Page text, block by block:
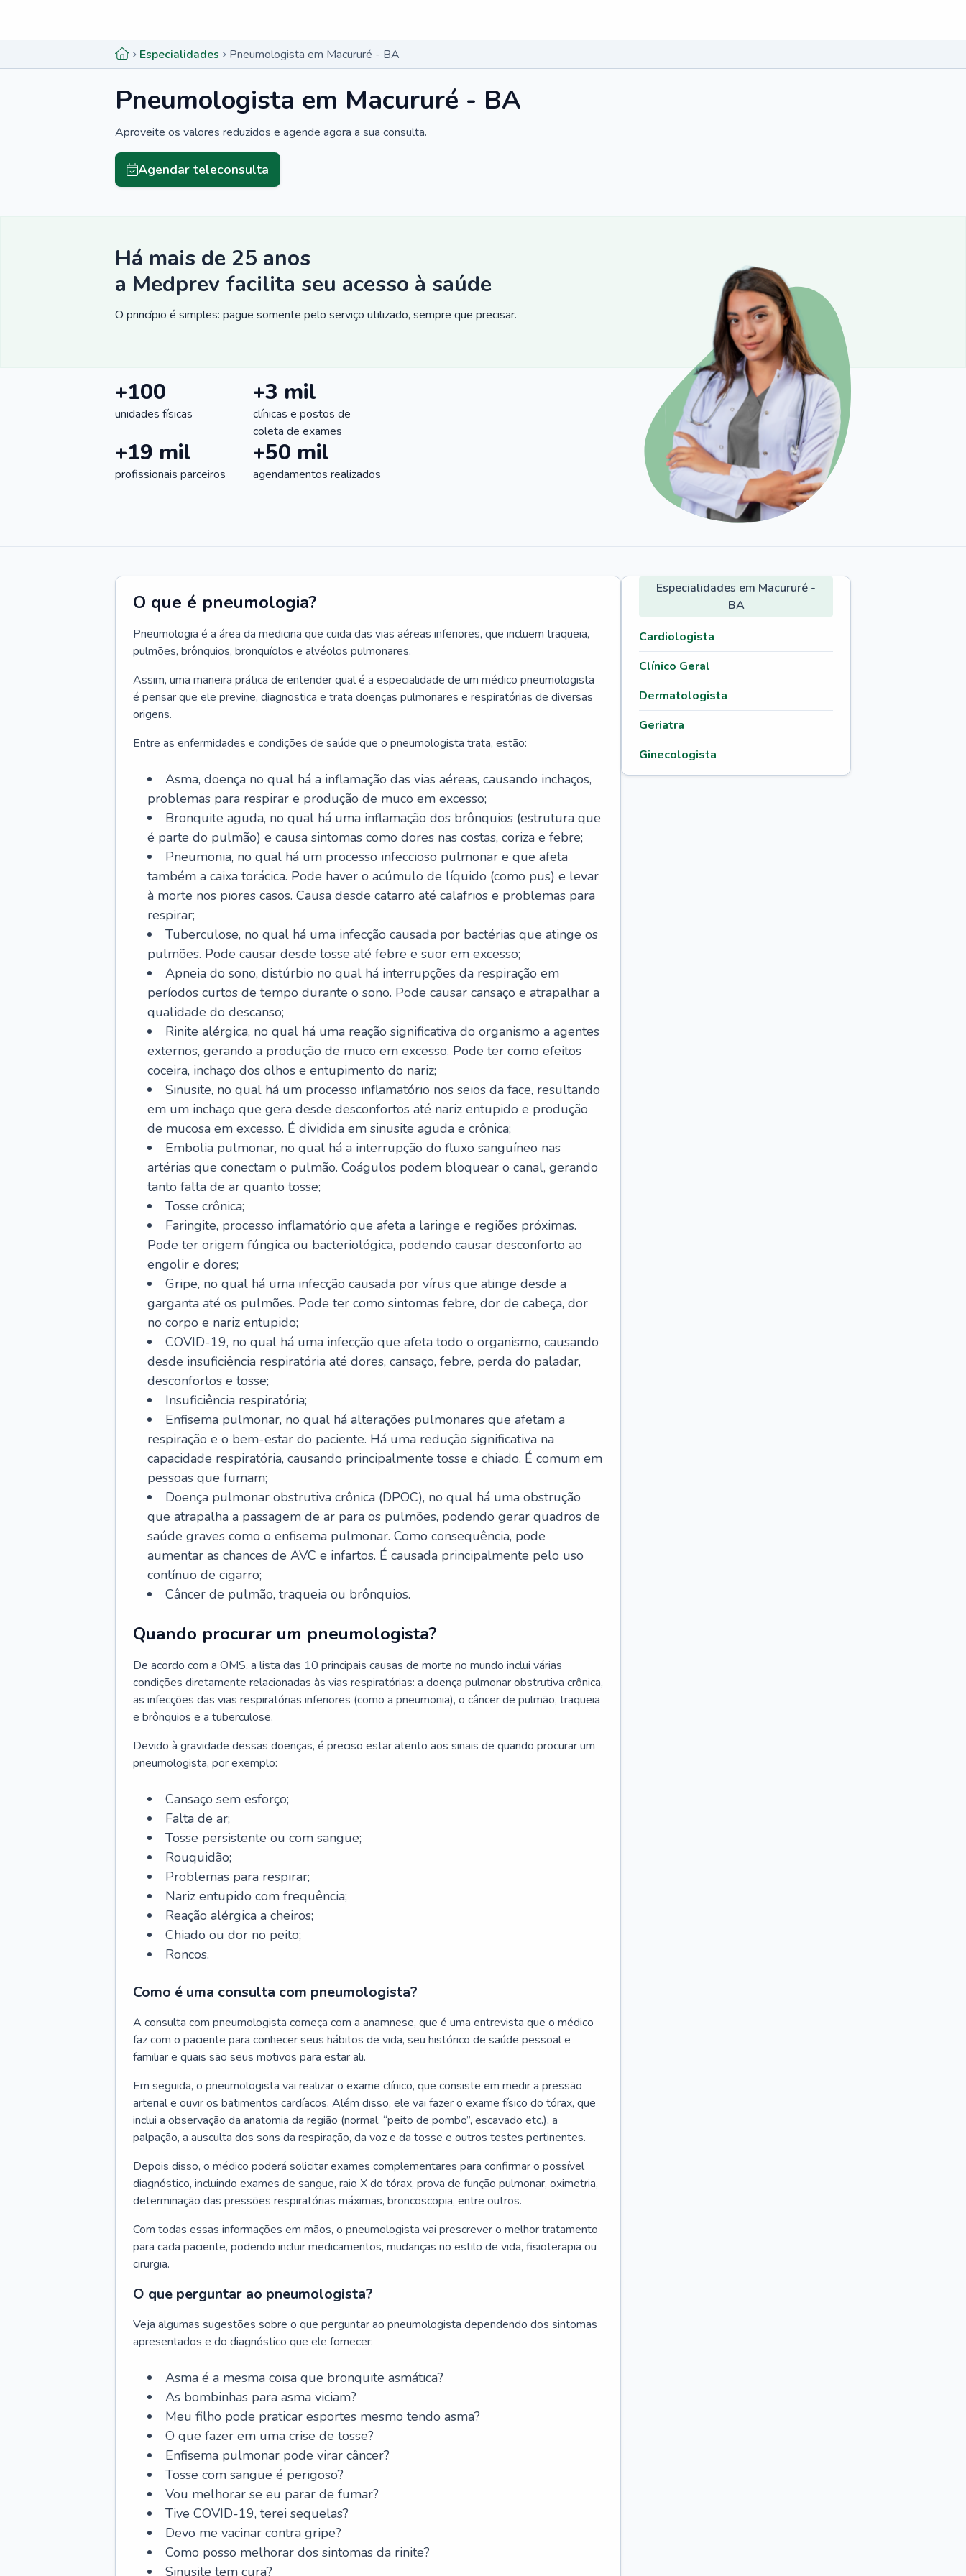
Especialidades Pneumologista em Macururé - BA
Pneumologista em Macururé - BA
Aproveite os valores reduzidos e agende agora a sua consulta.
Agendar teleconsulta
Há mais de 25 anos
a Medprev facilita seu acesso à saúde
O princípio é simples: pague somente pelo serviço utilizado, sempre que precisar.
+100
unidades físicas
+3 mil
clínicas e postos de
coleta de exames
+19 mil
profissionais parceiros
+50 mil
agendamentos realizados
O que é pneumologia?
Pneumologia é a área da medicina que cuida das vias aéreas inferiores, que incluem traqueia,
pulmões, brônquios, bronquíolos e alvéolos pulmonares.
Assim, uma maneira prática de entender qual é a especialidade de um médico pneumologista
é pensar que ele previne, diagnostica e trata doenças pulmonares e respiratórias de diversas
origens.
Entre as enfermidades e condições de saúde que o pneumologista trata, estão:
Asma, doença no qual há a inflamação das vias aéreas, causando inchaços,
problemas para respirar e produção de muco em excesso;
Bronquite aguda, no qual há uma inflamação dos brônquios (estrutura que
é parte do pulmão) e causa sintomas como dores nas costas, coriza e febre;
Pneumonia, no qual há um processo infeccioso pulmonar e que afeta
também a caixa torácica. Pode haver o acúmulo de líquido (como pus) e levar
à morte nos piores casos. Causa desde catarro até calafrios e problemas para
respirar;
Tuberculose, no qual há uma infecção causada por bactérias que atinge os
pulmões. Pode causar desde tosse até febre e suor em excesso;
Apneia do sono, distúrbio no qual há interrupções da respiração em
períodos curtos de tempo durante o sono. Pode causar cansaço e atrapalhar a
qualidade do descanso;
Rinite alérgica, no qual há uma reação significativa do organismo a agentes
externos, gerando a produção de muco em excesso. Pode ter como efeitos
coceira, inchaço dos olhos e entupimento do nariz;
Sinusite, no qual há um processo inflamatório nos seios da face, resultando
em um inchaço que gera desde desconfortos até nariz entupido e produção
de mucosa em excesso. É dividida em sinusite aguda e crônica;
Embolia pulmonar, no qual há a interrupção do fluxo sanguíneo nas
artérias que conectam o pulmão. Coágulos podem bloquear o canal, gerando
tanto falta de ar quanto tosse;
Tosse crônica;
Faringite, processo inflamatório que afeta a laringe e regiões próximas.
Pode ter origem fúngica ou bacteriológica, podendo causar desconforto ao
engolir e dores;
Gripe, no qual há uma infecção causada por vírus que atinge desde a
garganta até os pulmões. Pode ter como sintomas febre, dor de cabeça, dor
no corpo e nariz entupido;
COVID-19, no qual há uma infecção que afeta todo o organismo, causando
desde insuficiência respiratória até dores, cansaço, febre, perda do paladar,
desconfortos e tosse;
Insuficiência respiratória;
Enfisema pulmonar, no qual há alterações pulmonares que afetam a
respiração e o bem-estar do paciente. Há uma redução significativa na
capacidade respiratória, causando principalmente tosse e chiado. É comum em
pessoas que fumam;
Doença pulmonar obstrutiva crônica (DPOC), no qual há uma obstrução
que atrapalha a passagem de ar para os pulmões, podendo gerar quadros de
saúde graves como o enfisema pulmonar. Como consequência, pode
aumentar as chances de AVC e infartos. É causada principalmente pelo uso
contínuo de cigarro;
Câncer de pulmão, traqueia ou brônquios.
Quando procurar um pneumologista?
De acordo com a OMS, a lista das 10 principais causas de morte no mundo inclui várias
condições diretamente relacionadas às vias respiratórias: a doença pulmonar obstrutiva crônica,
as infecções das vias respiratórias inferiores (como a pneumonia), o câncer de pulmão, traqueia
e brônquios e a tuberculose.
Devido à gravidade dessas doenças, é preciso estar atento aos sinais de quando procurar um
pneumologista, por exemplo:
Cansaço sem esforço;
Falta de ar;
Tosse persistente ou com sangue;
Rouquidão;
Problemas para respirar;
Nariz entupido com frequência;
Reação alérgica a cheiros;
Chiado ou dor no peito;
Roncos.
Como é uma consulta com pneumologista?
A consulta com pneumologista começa com a anamnese, que é uma entrevista que o médico
faz com o paciente para conhecer seus hábitos de vida, seu histórico de saúde pessoal e
familiar e quais são seus motivos para estar ali.
Em seguida, o pneumologista vai realizar o exame clínico, que consiste em medir a pressão
arterial e ouvir os batimentos cardíacos. Além disso, ele vai fazer o exame físico do tórax, que
inclui a observação da anatomia da região (normal, “peito de pombo”, escavado etc.), a
palpação, a ausculta dos sons da respiração, da voz e da tosse e outros testes pertinentes.
Depois disso, o médico poderá solicitar exames complementares para confirmar o possível
diagnóstico, incluindo exames de sangue, raio X do tórax, prova de função pulmonar, oximetria,
determinação das pressões respiratórias máximas, broncoscopia, entre outros.
Com todas essas informações em mãos, o pneumologista vai prescrever o melhor tratamento
para cada paciente, podendo incluir medicamentos, mudanças no estilo de vida, fisioterapia ou
cirurgia.
O que perguntar ao pneumologista?
Veja algumas sugestões sobre o que perguntar ao pneumologista dependendo dos sintomas
apresentados e do diagnóstico que ele fornecer:
Asma é a mesma coisa que bronquite asmática?
As bombinhas para asma viciam?
Meu filho pode praticar esportes mesmo tendo asma?
O que fazer em uma crise de tosse?
Enfisema pulmonar pode virar câncer?
Tosse com sangue é perigoso?
Vou melhorar se eu parar de fumar?
Tive COVID-19, terei sequelas?
Devo me vacinar contra gripe?
Como posso melhorar dos sintomas da rinite?
Sinusite tem cura?
Especialidades em Macururé -
BA
Cardiologista
Clínico Geral
Dermatologista
Geriatra
Ginecologista